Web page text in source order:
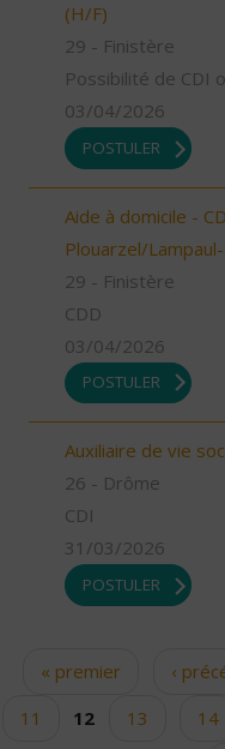
(H/F)
29 - Finistère
Possibilité de CDI
03/04/2026
POSTULER
Aide à domicile -
Plouarzel/
29 - Finistère
CDD
03/04/2026
POSTULER
Auxiliaire de vie
26 - Drôme
CDI
31/03/2026
POSTULER
Pages« premier ‹
11
12 13 14